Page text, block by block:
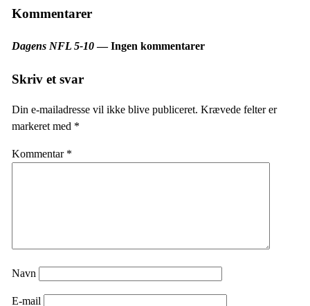
Kommentarer
Dagens NFL 5-10— Ingen kommentarer
Skriv et svar
Din e-mailadresse vil ikke blive publiceret. Krævede felter er
markeret med *
Kommentar *
Navn
E-mail